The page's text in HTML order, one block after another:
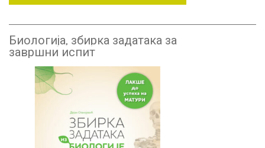
Биологија, збирка задатака за
завршни испит